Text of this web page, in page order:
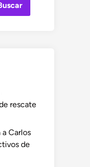
rescate
Carlos
de